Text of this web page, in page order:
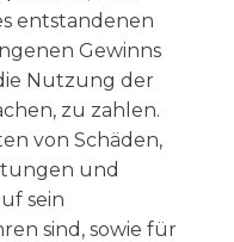
entstandenen
Gewinns
Nutzung der
zu zahlen.
von Schäden,
und
sein
sind, sowie für